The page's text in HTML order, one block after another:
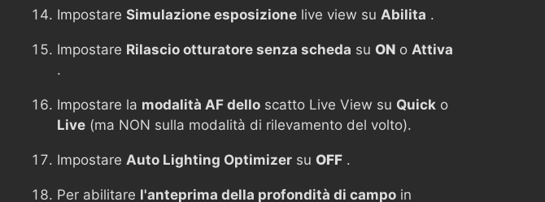
Impostare Simulazione esposizione live view su Abilita .
Impostare Rilascio otturatore senza scheda su ON o Attiva
.
Impostare la modalità AF dello scatto Live View su Quick o
Live (ma NON sulla modalità di rilevamento del volto).
Impostare Auto Lighting Optimizer su OFF .
Per abilitare l'anteprima della profondità di campo in